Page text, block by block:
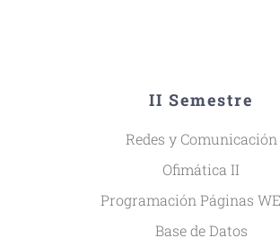
II Semestre
Redes y Comunicación
Ofimática II
Programación Páginas
Base de Datos